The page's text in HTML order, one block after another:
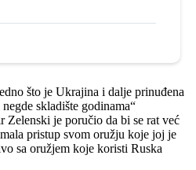
što je Ukrajina i dalje prinuđena
skladište godinama“
je poručio da bi se rat već
pristup svom oružju koje joj je
sa oružjem koje koristi Ruska